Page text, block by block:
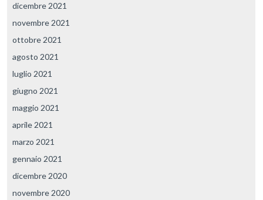
dicembre 2021
novembre 2021
ottobre 2021
agosto 2021
luglio 2021
giugno 2021
maggio 2021
aprile 2021
marzo 2021
gennaio 2021
dicembre 2020
novembre 2020